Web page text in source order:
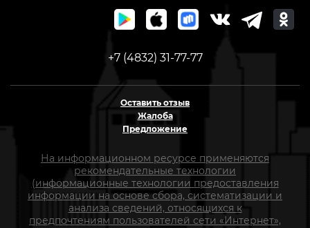
+7 (4832) 31-77-77
Оставить отзыв
Жалоба
Предложение
На информационном ресурсе применяются
рекомендательные технологии
(информационные технологии предоставления
информации на основе сбора, систематизации и
анализа сведений, относящихся к
предпочтениям пользователей сети «Интернет»,